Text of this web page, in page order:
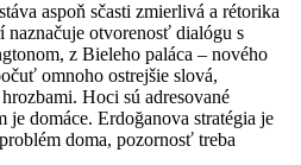
aspoň sčasti zmierlivá a rétorika
naznačuje otvorenosť dialógu s
z Bieleho paláca – nového
omnoho ostrejšie slová,
Hoci sú adresované
domáce. Erdoğanova stratégia je
doma, pozornosť treba